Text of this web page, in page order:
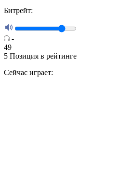
Битрейт:
-
49
5 Позиция в рейтинге
Сейчас играет: